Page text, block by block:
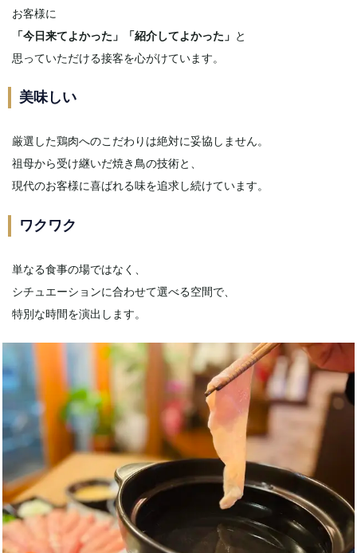
お客様に
「今日来てよかった」「紹介してよかった」 と
思っていただける接客を心がけています。
美味しい
厳選した鶏肉へのこだわりは絶対に妥協しません。
祖母から受け継いだ焼き鳥の技術と、
現代のお客様に喜ばれる味を追求し続けています。
ワクワク
単なる食事の場ではなく、
シチュエーションに合わせて選べる空間で、
特別な時間を演出します。